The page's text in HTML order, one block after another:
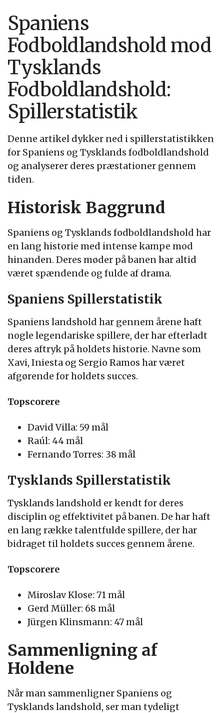
Spaniens
Fodboldlandshold mod
Tysklands
Fodboldlandshold:
Spillerstatistik
Denne artikel dykker ned i spillerstatistikken
for Spaniens og Tysklands fodboldlandshold
og analyserer deres præstationer gennem
tiden.
Historisk Baggrund
Spaniens og Tysklands fodboldlandshold har
en lang historie med intense kampe mod
hinanden. Deres møder på banen har altid
været spændende og fulde af drama.
Spaniens Spillerstatistik
Spaniens landshold har gennem årene haft
nogle legendariske spillere, der har efterladt
deres aftryk på holdets historie. Navne som
Xavi, Iniesta og Sergio Ramos har været
afgørende for holdets succes.
Topscorere
David Villa: 59 mål
Raúl: 44 mål
Fernando Torres: 38 mål
Tysklands Spillerstatistik
Tysklands landshold er kendt for deres
disciplin og effektivitet på banen. De har haft
en lang række talentfulde spillere, der har
bidraget til holdets succes gennem årene.
Topscorere
Miroslav Klose: 71 mål
Gerd Müller: 68 mål
Jürgen Klinsmann: 47 mål
Sammenligning af
Holdene
Når man sammenligner Spaniens og
Tysklands landshold, ser man tydeligt